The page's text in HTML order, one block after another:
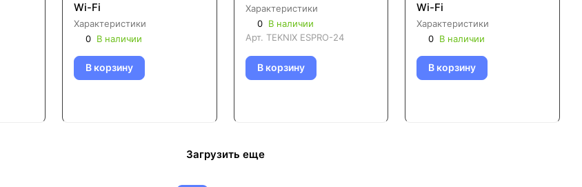
Wi-Fi
Характеристики
0 В наличии
В корзину
Характеристики
0 В наличии
Арт. TEKNIX ESPRO-24
В корзину
Wi-Fi
Характеристики
0 В наличии
В корзину
Загрузить еще